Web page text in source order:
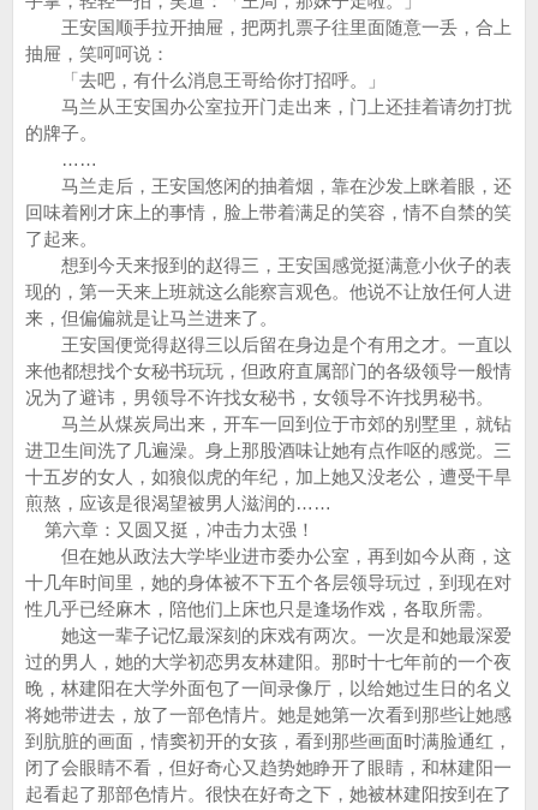
王安国顺手拉开抽屉，把两扎票子往里面随意一丢，合上
抽屉，笑呵呵说：
「去吧，有什么消息王哥给你打招呼。」
马兰从王安国办公室拉开门走出来，门上还挂着请勿打扰
的牌子。
……
马兰走后，王安国悠闲的抽着烟，靠在沙发上眯着眼，还
回味着刚才床上的事情，脸上带着满足的笑容，情不自禁的笑
了起来。
想到今天来报到的赵得三，王安国感觉挺满意小伙子的表
现的，第一天来上班就这么能察言观色。他说不让放任何人进
来，但偏偏就是让马兰进来了。
王安国便觉得赵得三以后留在身边是个有用之才。一直以
来他都想找个女秘书玩玩，但政府直属部门的各级领导一般情
况为了避讳，男领导不许找女秘书，女领导不许找男秘书。
马兰从煤炭局出来，开车一回到位于市郊的别墅里，就钻
进卫生间洗了几遍澡。身上那股酒味让她有点作呕的感觉。三
十五岁的女人，如狼似虎的年纪，加上她又没老公，遭受干旱
煎熬，应该是很渴望被男人滋润的……
第六章：又圆又挺，冲击力太强！
但在她从政法大学毕业进市委办公室，再到如今从商，这
十几年时间里，她的身体被不下五个各层领导玩过，到现在对
性几乎已经麻木，陪他们上床也只是逢场作戏，各取所需。
她这一辈子记忆最深刻的床戏有两次。一次是和她最深爱
过的男人，她的大学初恋男友林建阳。那时十七年前的一个夜
晚，林建阳在大学外面包了一间录像厅，以给她过生日的名义
将她带进去，放了一部色情片。她是她第一次看到那些让她感
到肮脏的画面，情窦初开的女孩，看到那些画面时满脸通红，
闭了会眼睛不看，但好奇心又趋势她睁开了眼睛，和林建阳一
起看起了那部色情片。很快在好奇之下，她被林建阳按到在了